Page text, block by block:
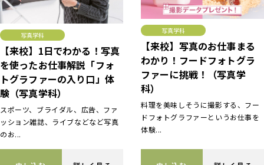
写真学科
【来校】1日でわかる！写真
を使ったお仕事解説「フォ
トグラファーの入り口」体
験（写真学科）
スポーツ、ブライダル、広告、ファ
ッション雑誌、ライブなどなど写真
のお...
写真学科
【来校】写真のお仕事まる
わかり！フードフォトグラ
ファーに挑戦！（写真学
科）
料理を美味しそうに撮影する、フー
ドフォトグラファーというお仕事を
体験...